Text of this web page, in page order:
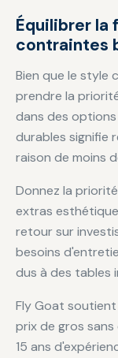
Équilibrer la
contraintes
Bien que le style
prendre la
dans des
durables signifie
raison de moins
Donnez la
extras
retour sur
besoins
dus à des tables
Fly Goat
prix de gros
15 ans